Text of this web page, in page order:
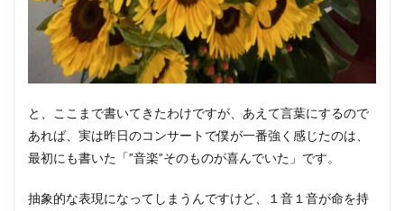
と、ここまで書いてきたわけですが、あえて言葉にするので
あれば、実は昨日のコンサートで僕が一番強く感じたのは、
最初にも書いた「”音楽”そのものが喜んでいた」です。
抽象的な表現になってしまうんですけど、１音１音が命を持